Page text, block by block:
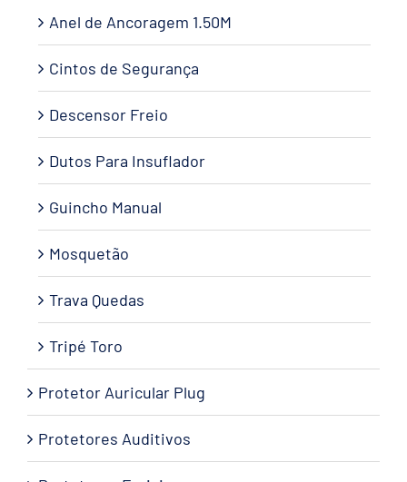
Anel de Ancoragem 1.50M
Cintos de Segurança
Descensor Freio
Dutos Para Insuflador
Guincho Manual
Mosquetão
Trava Quedas
Tripé Toro
Protetor Auricular Plug
Protetores Auditivos